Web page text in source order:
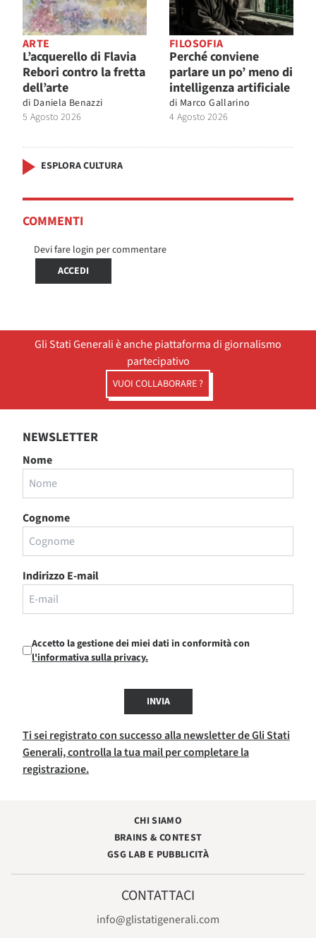
ARTE
L’acquerello di Flavia
Rebori contro la fretta
dell’arte
di Daniela Benazzi
5 Agosto 2026
FILOSOFIA
Perché conviene
parlare un po’ meno di
intelligenza artificiale
di Marco Gallarino
4 Agosto 2026
ESPLORA CULTURA
COMMENTI
Devi fare login per commentare
ACCEDI
Gli Stati Generali è anche piattaforma di giornalismo
partecipativo
VUOI COLLABORARE ?
NEWSLETTER
Nome
Cognome
Indirizzo E-mail
Accetto la gestione dei miei dati in conformità con
l'informativa sulla privacy.
INVIA
Ti sei registrato con successo alla newsletter de Gli Stati
Generali, controlla la tua mail per completare la
registrazione.
CHI SIAMO
BRAINS & CONTEST
GSG LAB E PUBBLICITÀ
CONTATTACI
info@glistatigenerali.com